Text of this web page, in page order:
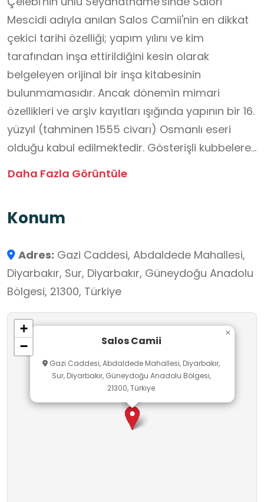
Mescidi adıyla anılan Salos Camii'nin en dikkat
çekici tarihi özelliği; yapım yılını ve kim
tarafından inşa ettirildiğini kesin olarak
belgeleyen orijinal bir inşa kitabesinin
bulunmamasıdır. Ancak dönemin mimari
özellikleri ve arşiv kayıtları ışığında yapının bir 16.
yüzyıl (tahminen 1555 civarı) Osmanlı eseri
olduğu kabul edilmektedir. Gösterişli kubbelere
sahip olmayan bu yapı, geleneksel mahalle
geleceğe ve kültürel mirası yaşatma vizyonu
tarihi farkındalık laboratuvarıdır. Gençlerimiz bu
mescidi ziyaret ederek; kitabesi dahi günümüze
ulaşamamış sahipsiz kalmış eserlerin devlet
eliyle nasıl şefkatle ayağa kaldırıldığını yerinde
gözlemlerler. Modelin temeli olan değerler
eğitimi bağlamında bu gezi; öğrencilerimizde
hasar gören mirasa sahip çıkma, vefa ve
aidiyet bilinci aşılar. Öğrencilerimiz, yapım tarihi
net olmayan bu gizemli mescitte kültürel
okuryazarlıklarını derinleştirirken, tarihin sessiz
Daha Fazla Görüntüle
Konum
Adres: Gazi Caddesi, Abdaldede Mahallesi,
Diyarbakır, Sur, Diyarbakır, Güneydoğu Anadolu
Bölgesi, 21300, Türkiye
Salos Camii
Gazi Caddesi, Abdaldede Mahallesi, Diyarbakır,
Sur, Diyarbakır, Güneydoğu Anadolu Bölgesi,
21300, Türkiye
×
+
−